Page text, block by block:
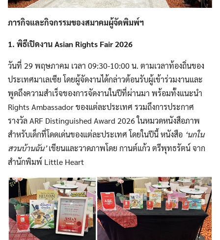
ภารกิจและกิจกรรมของสมาคมผู้จัดพิมพ์ฯ
1. พิธีเปิดงาน Asian Rights Fair 2026
วันที่ 29 พฤษภาคม เวลา 09:30-10:00 น. ตามเวลาท้องถิ่นของ
ประเทศมาเลเซีย โดยผู้จัดงานได้กล่าวต้อนรับผู้เข้าร่วมงานและ
พูดถึงความสำเร็จของการจัดงานในปีที่ผ่านมา พร้อมทั้งแนะนำ
Rights Ambassador ของแต่ละประเทศ รวมถึงการประกาศ
รางวัล ARF Distinguished Award 2026 ในหมวดหนังสือภาพ
สำหรับเด็กที่โดดเด่นของแต่ละประเทศ โดยในปีนี้ หนังสือ ‘นกใน
สวนบ้านฉัน’เขียนและวาดภาพโดย กานต์แก้ว ตรีพุทธรัตน์ จาก
สำนักพิมพ์ Little Heart